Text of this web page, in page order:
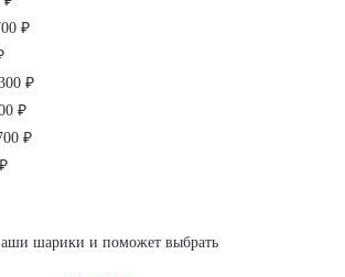
₽
₽
₽
₽
шарики и поможет выбрать